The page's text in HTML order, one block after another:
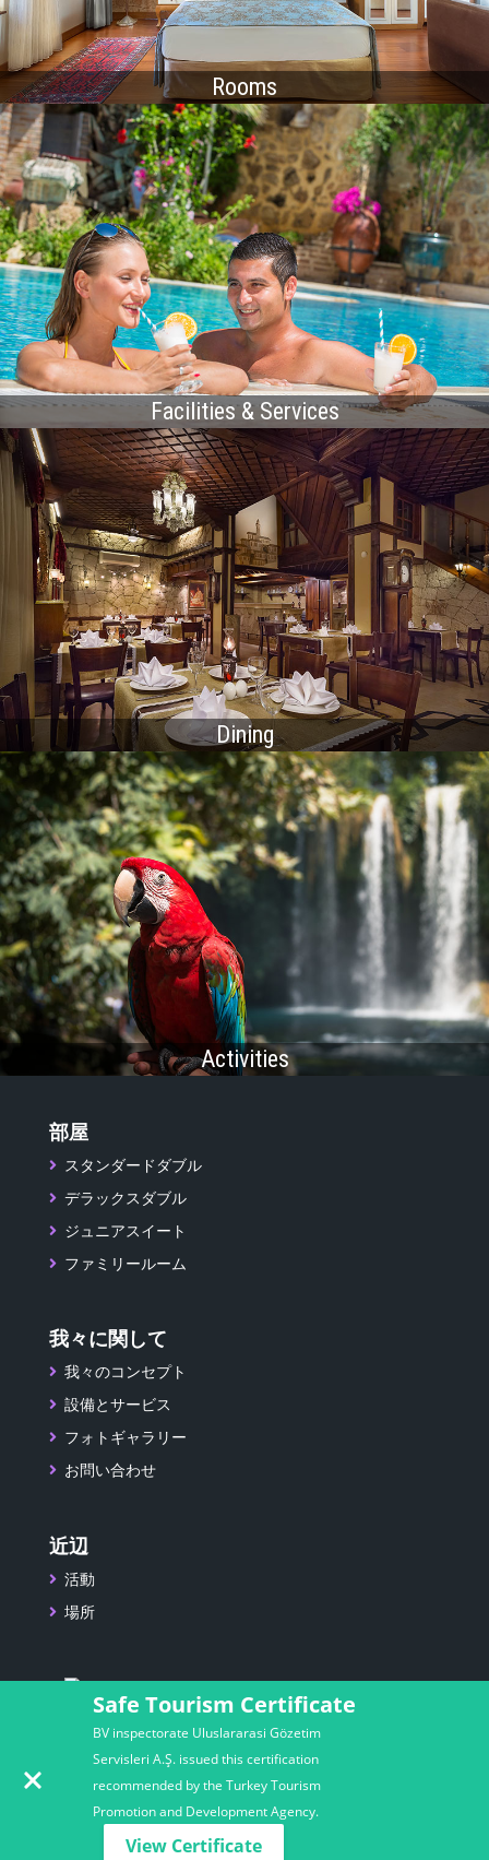
Safe Tourism Certificate
BV inspectorate Uluslararasi Gözetim
Servisleri A.Ş. issued this certification
recommended by the Turkey Tourism
Promotion and Development Agency.
View Certificate
Rooms
Facilities & Services
Dining
Activities
部屋
スタンダードダブル
デラックスダブル
ジュニアスイート
ファミリールーム
我々に関して
我々のコンセプト
設備とサービス
フォトギャラリー
お問い合わせ
近辺
活動
場所
©Copyright 2019.プラナホテルズ＆リゾーツ。 全著作権所
有。